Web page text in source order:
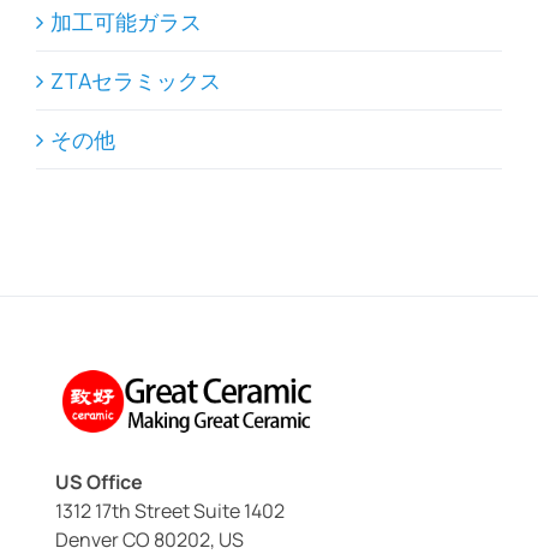
加工可能ガラス
ZTAセラミックス
その他
US Office
1312 17th Street Suite 1402
Denver CO 80202, US